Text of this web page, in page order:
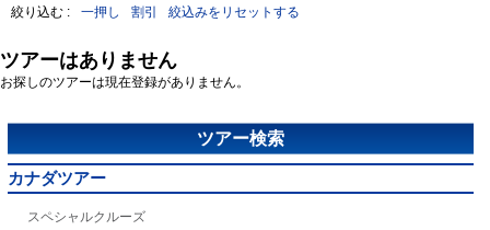
絞り込む : 一押し 割引 絞込みをリセットする
ツアーはありません
お探しのツアーは現在登録がありません。
ツアー検索
カナダツアー
スペシャルクルーズ